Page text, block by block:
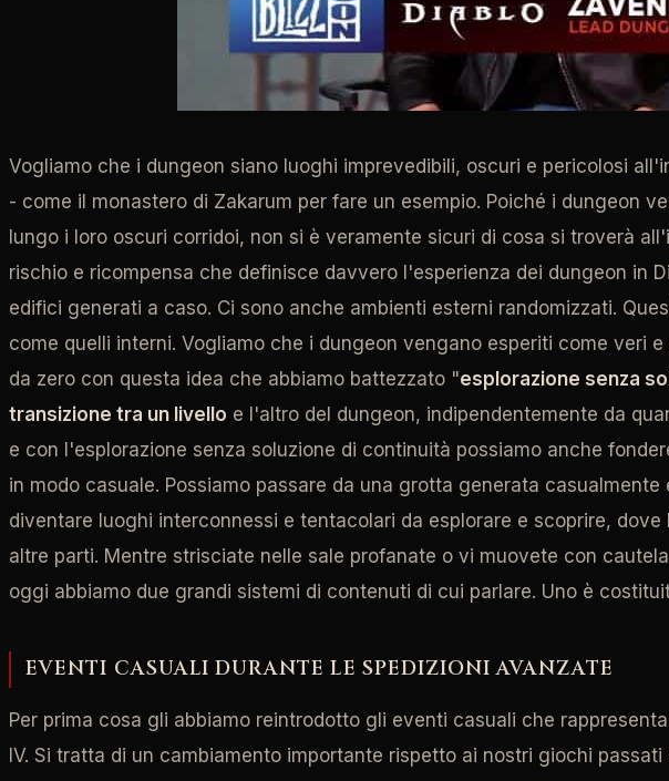
Vogliamo che i dungeon siano luoghi imprevedibili, oscuri e pericolosi
- come il monastero di Zakarum per fare un esempio. Poiché i dungeon
lungo i loro oscuri corridoi, non si è veramente sicuri di cosa si troverà
rischio e ricompensa che definisce davvero l'esperienza dei dungeon in
edifici generati a caso. Ci sono anche ambienti esterni randomizzati.
come quelli interni. Vogliamo che i dungeon vengano esperiti come veri
da zero con questa idea che abbiamo battezzato "esplorazione senza
transizione tra un livello e l'altro del dungeon, indipendentemente da
e con l'esplorazione senza soluzione di continuità possiamo anche
in modo casuale. Possiamo passare da una grotta generata
diventare luoghi interconnessi e tentacolari da esplorare e scoprire,
altre parti. Mentre strisciate nelle sale profanate o vi muovete con
oggi abbiamo due grandi sistemi di contenuti di cui parlare. Uno è
EVENTI CASUALI DURANTE LE SPEDIZIONI AVANZATE
Per prima cosa gli abbiamo reintrodotto gli eventi casuali che
IV. Si tratta di un cambiamento importante rispetto ai nostri giochi